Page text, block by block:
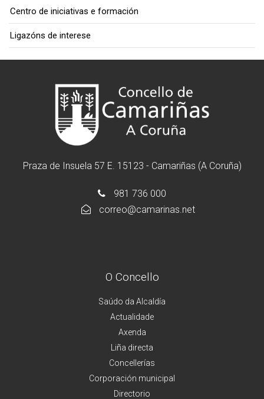
Centro de iniciativas e formación
Ligazóns de interese
Praza de Insuela 57 E. 15123 - Camariñas (A Coruña)
981 736 000
correo@camarinas.net
O Concello
Saúdo da Alcaldía
Actualidade
Axenda
Liña directa
Concellerías
Corporación municipal
Directorio